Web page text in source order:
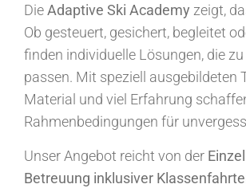
DieAdaptive Ski Academy zeigt,
Ob gesteuert, gesichert, begleitet
finden individuelle Lösungen, die
passen. Mit speziell ausgebildeten
Material und viel Erfahrung
Rahmenbedingungen für
Unser Angebot reicht von der
Betreuung inklusiver